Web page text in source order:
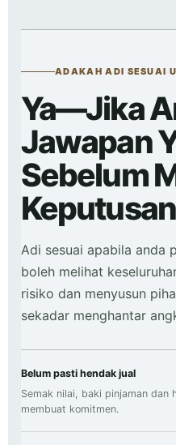
ADAKAH ADI SESUAI
Ya—Jika
Jawapan
Sebelum
Adi sesuai apabila anda
boleh melihat
risiko dan menyusun
sekadar menghantar
Belum pasti hendak jual
Semak nilai, baki pinjaman dan
membuat komitmen.